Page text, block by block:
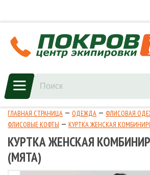
ГЛАВНАЯ СТРАНИЦА ОДЕЖДА
ФЛИСОВАЯ
ФЛИСОВЫЕ КОФТЫ
КУРТКА ЖЕНСКАЯ
КУРТКА ЖЕНСКАЯ
(МЯТА)